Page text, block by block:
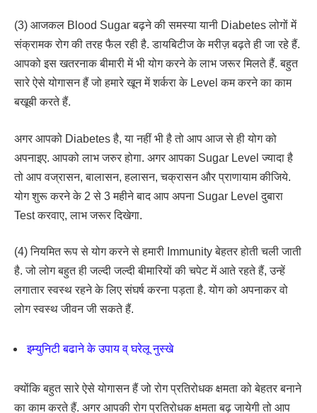
(3) आजकल Blood Sugar बढ़ने की समस्या यानी Diabetes लोगों में
संक्रामक रोग की तरह फैल रही है. डायबिटीज के मरीज़ बढ़ते ही जा रहे हैं.
आपको इस खतरनाक बीमारी में भी योग करने के लाभ जरूर मिलते हैं. बहुत
सारे ऐसे योगासन हैं जो हमारे खून में शर्करा के Level कम करने का काम
बखूबी करते हैं.
अगर आपको Diabetes है, या नहीं भी है तो आप आज से ही योग को
अपनाइए. आपको लाभ जरुर होगा. अगर आपका Sugar Level ज्यादा है
तो आप वज्रासन, बालासन, हलासन, चक्रासन और प्राणायाम कीजिये.
योग शुरू करने के 2 से 3 महीने बाद आप अपना Sugar Level दुबारा
Test करवाए, लाभ जरूर दिखेगा.
(4) नियमित रूप से योग करने से हमारी Immunity बेहतर होती चली जाती
है. जो लोग बहुत ही जल्दी जल्दी बीमारियों की चपेट में आते रहते हैं, उन्हें
लगातार स्वस्थ रहने के लिए संघर्ष करना पड़ता है. योग को अपनाकर वो
लोग स्वस्थ जीवन जी सकते हैं.
इम्युनिटी बढाने के उपाय व् घरेलू नुस्खे
क्योंकि बहुत सारे ऐसे योगासन हैं जो रोग प्रतिरोधक क्षमता को बेहतर बनाने
का काम करते हैं. अगर आपकी रोग प्रतिरोधक क्षमता बढ़ जायेगी तो आप